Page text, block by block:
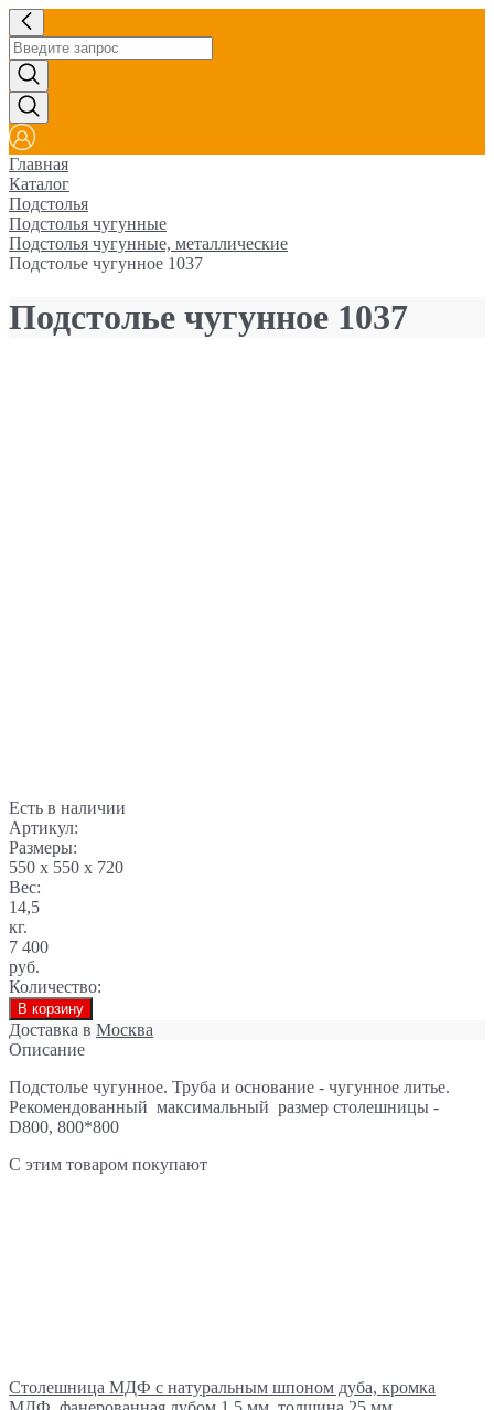
Главная
Каталог
Подстолья
Подстолья чугунные
Подстолья чугунные, металлические
Подстолье чугунное 1037
Подстолье чугунное 1037
Есть в наличии
Артикул:
Размеры:
550 x 550 x 720
Вес:
14,5
кг.
7 400
руб.
Количество:
В корзину
Доставка в Москва
Описание
Подстолье чугунное. Труба и основание - чугунное литье.
Рекомендованный максимальный размер столешницы -
D800, 800*800
С этим товаром покупают
Столешница МДФ с натуральным шпоном дуба, кромка